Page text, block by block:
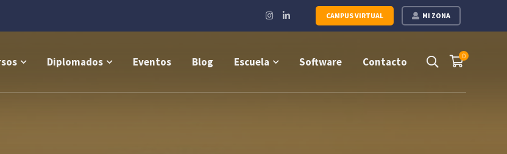
MI ZONA
CAMPUS VIRTUAL
Instagram
Profile
LinkedIn
Profile
0
Diplomados Eventos Blog Escuela Software Contacto